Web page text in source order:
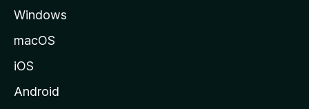
Windows
macOS
iOS
Android